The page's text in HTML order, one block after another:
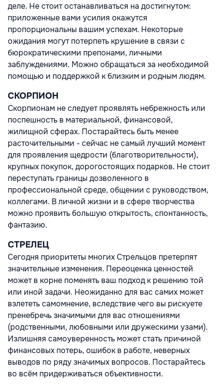
деле. Не стоит останавливаться на достигнутом:
приложенные вами усилия окажутся
пропорциональны вашим успехам. Некоторые
ожидания могут потерпеть крушение в связи с
бюрократическими препонами, личными
заблуждениями. Можно обращаться за необходимой
помощью и поддержкой к близким и родным людям.
СКОРПИОН
Скорпионам не следует проявлять небрежность или
поспешность в материальной, финансовой,
жилищной сферах. Постарайтесь быть менее
расточительными - сейчас не самый лучший момент
для проявления щедрости (благотворительности),
крупных покупок, дорогостоящих подарков. Не стоит
переступать границы дозволенного в
профессиональной среде, общении с руководством,
коллегами. В личной жизни и в сфере творчества
можно проявить большую открытость, спонтанность,
фантазию.
СТРЕЛЕЦ
Сегодня приоритеты многих Стрельцов претерпят
значительные изменения. Переоценка ценностей
может в корне поменять ваш подход к решению той
или иной задачи. Неожиданно для вас самих может
взлететь самомнение, вследствие чего вы рискуете
пренебречь значимыми для вас отношениями
(родственными, любовными или дружескими узами).
Излишняя самоуверенность может стать причиной
финансовых потерь, ошибок в работе, неверных
выводов по ряду значимых вопросов. Постарайтесь
во всём придерживаться объективности.